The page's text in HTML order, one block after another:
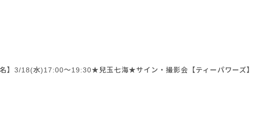
名】3/18(水)17:00～19:30★兒玉七海★サイン・撮影会【ティーパワーズ】